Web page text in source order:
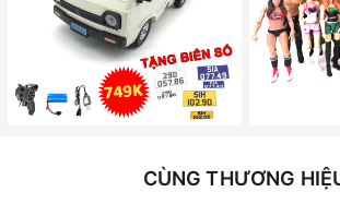
CÙNG THƯƠNG